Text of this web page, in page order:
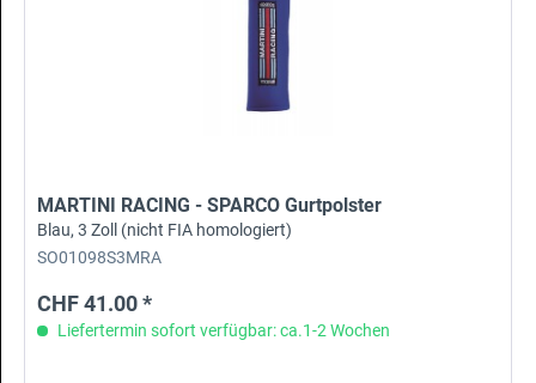
MARTINI RACING - SPARCO Gurtpolster
Blau, 3 Zoll (nicht FIA homologiert)
SO01098S3MRA
CHF 41.00 *
Liefertermin sofort verfügbar: ca.1-2 Wochen